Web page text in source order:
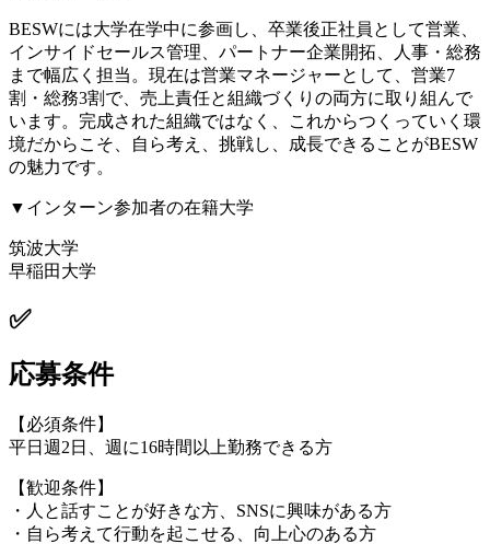
BESWには大学在学中に参画し、卒業後正社員として営業、
インサイドセールス管理、パートナー企業開拓、人事・総務
まで幅広く担当。現在は営業マネージャーとして、営業7
割・総務3割で、売上責任と組織づくりの両方に取り組んで
います。完成された組織ではなく、これからつくっていく環
境だからこそ、自ら考え、挑戦し、成長できることがBESW
の魅力です。
▼インターン参加者の在籍大学
筑波大学
早稲田大学
✅
応募条件
【必須条件】
平日週2日、週に16時間以上勤務できる方
【歓迎条件】
・人と話すことが好きな方、SNSに興味がある方
・自ら考えて行動を起こせる、向上心のある方